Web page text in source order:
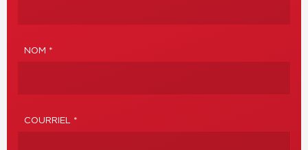
NOM *
COURRIEL *